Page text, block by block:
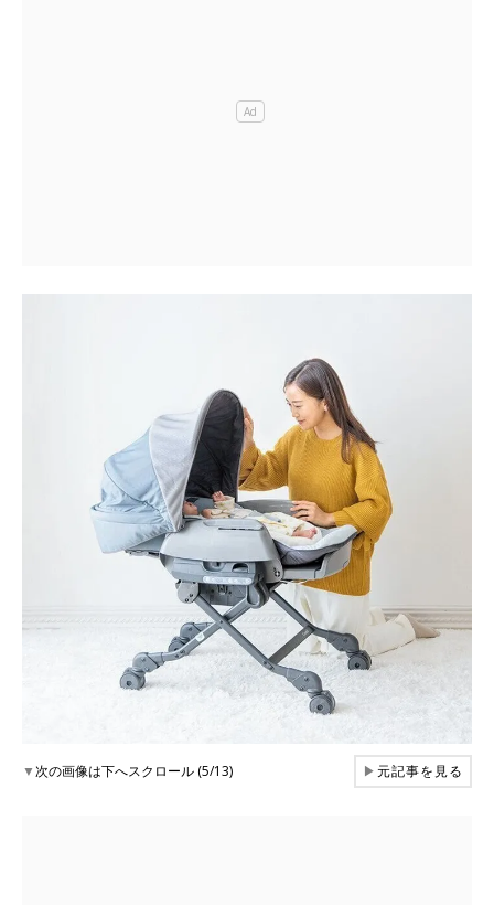
▼次の画像は下へスクロール (5/13) ▶元記事を見る